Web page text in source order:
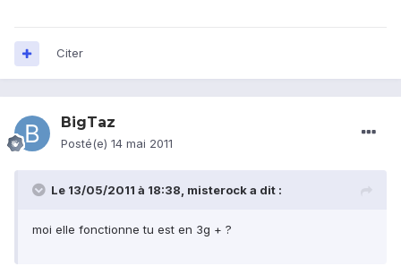
Citer
BigTaz
Posté(e) 14 mai 2011
Le 13/05/2011 à 18:38, misterock a dit :
moi elle fonctionne tu est en 3g + ?